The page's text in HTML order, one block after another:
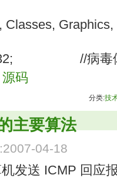
//病毒
源码
分类:技
主要算法
04-18
发送 ICMP 回应